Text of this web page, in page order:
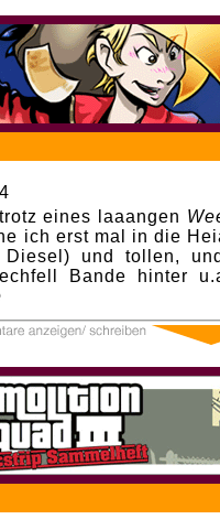
eines laaangen
ich erst mal in die
Diesel) und tollen,
Bande hinter